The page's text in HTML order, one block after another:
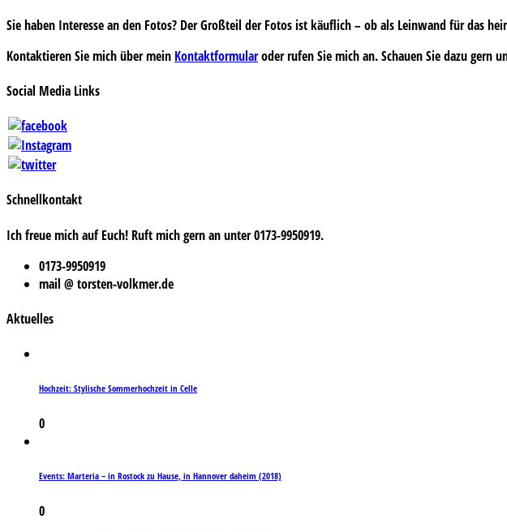
Sie haben Interesse an den Fotos? Der Großteil der Fotos ist käuflich – ob als Leinwand für das
Kontaktieren Sie mich über mein Kontaktformularoder rufen Sie mich an. Schauen Sie dazu gern
Social Media Links
Schnellkontakt
Ich freue mich auf Euch! Ruft mich gern an unter 0173-9950919.
0173-9950919
mail @ torsten-volkmer.de
Aktuelles
Hochzeit: Stylische Sommerhochzeit in Celle
0
Events: Marteria – in Rostock zu Hause, in Hannover daheim (2018)
0